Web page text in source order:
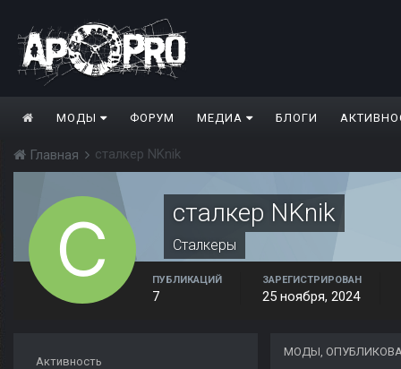
МОДЫ ФОРУМ МЕДИА БЛОГИ
Главная сталкер NKnik
сталкер NKnik
Сталкеры
ПУБЛИКАЦИЙ
7
ЗАРЕГИСТРИРОВАН
25 ноября, 2024
Активность
МОДЫ,